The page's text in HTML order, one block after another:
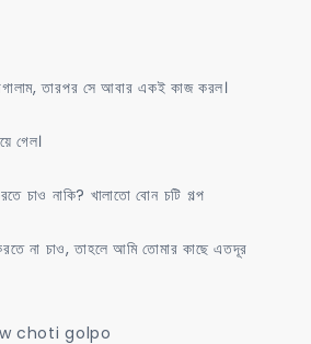
তারপর সে আবার একই কাজ করল।
গেল।
চাও নাকি? খালাতো বোন চটি গল্প
না চাও, তাহলে আমি তোমার কাছে এতদূর
choti golpo